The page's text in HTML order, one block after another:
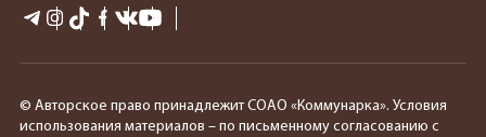
© Авторское право принадлежит СОАО «Коммунарка». Условия
использования материалов – по письменному согласованию с